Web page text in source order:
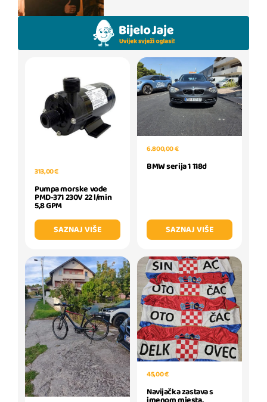
313,00 €
Pumpa morske vode
PMD-371 230V 22 l/min
5,8 GPM
SAZNAJ VIŠE
6.800,00 €
BMW serija 1 118d
SAZNAJ VIŠE
45,00 €
Navijačka zastava s